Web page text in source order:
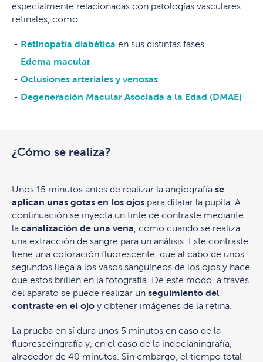
especialmente relacionadas con patologías vasculares
retinales, como:
Retinopatía diabética en sus distintas fases
Edema macular
Oclusiones arteriales y venosas
Degeneración Macular Asociada a la Edad (DMAE)
¿Cómo se realiza?
Unos 15 minutos antes de realizar la angiografía se
aplican unas gotas en los ojos para dilatar la pupila. A
continuación se inyecta un tinte de contraste mediante
la canalización de una vena , como cuando se realiza
una extracción de sangre para un análisis. Este contraste
tiene una coloración fluorescente, que al cabo de unos
segundos llega a los vasos sanguíneos de los ojos y hace
que estos brillen en la fotografía. De este modo, a través
del aparato se puede realizar un seguimiento del
contraste en el ojo y obtener imágenes de la retina.
La prueba en sí dura unos 5 minutos en caso de la
fluoresceingrafía y, en el caso de la indocianingrafía,
alrededor de 40 minutos. Sin embargo, el tiempo total